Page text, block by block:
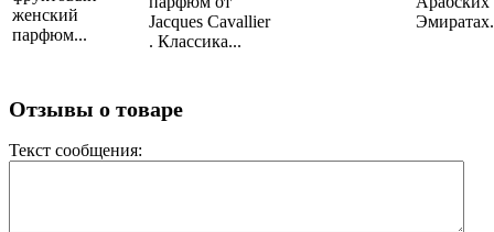
женский
парфюм...
Jacques Cavallier
. Классика...
Отзывы о товаре
Текст сообщения: